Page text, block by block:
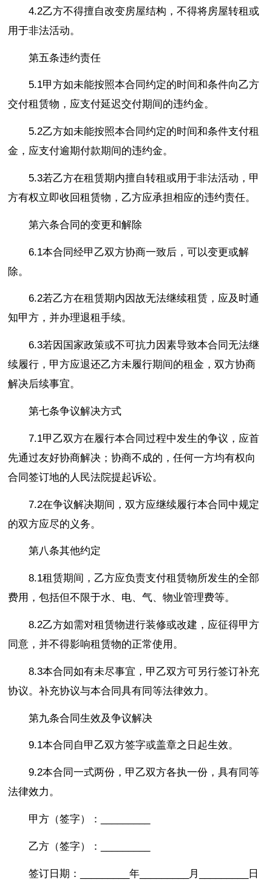
4.2乙方不得擅自改变房屋结构，不得将房屋转租或
用于非法活动。
第五条违约责任
5.1甲方如未能按照本合同约定的时间和条件向乙方
交付租赁物，应支付延迟交付期间的违约金。
5.2乙方如未能按照本合同约定的时间和条件支付租
金，应支付逾期付款期间的违约金。
5.3若乙方在租赁期内擅自转租或用于非法活动，甲
方有权立即收回租赁物，乙方应承担相应的违约责任。
第六条合同的变更和解除
6.1本合同经甲乙双方协商一致后，可以变更或解
除。
6.2若乙方在租赁期内因故无法继续租赁，应及时通
知甲方，并办理退租手续。
6.3若因国家政策或不可抗力因素导致本合同无法继
续履行，甲方应退还乙方未履行期间的租金，双方协商
解决后续事宜。
第七条争议解决方式
7.1甲乙双方在履行本合同过程中发生的争议，应首
先通过友好协商解决；协商不成的，任何一方均有权向
合同签订地的人民法院提起诉讼。
7.2在争议解决期间，双方应继续履行本合同中规定
的双方应尽的义务。
第八条其他约定
8.1租赁期间，乙方应负责支付租赁物所发生的全部
费用，包括但不限于水、电、气、物业管理费等。
8.2乙方如需对租赁物进行装修或改建，应征得甲方
同意，并不得影响租赁物的正常使用。
8.3本合同如有未尽事宜，甲乙双方可另行签订补充
协议。补充协议与本合同具有同等法律效力。
第九条合同生效及争议解决
9.1本合同自甲乙双方签字或盖章之日起生效。
9.2本合同一式两份，甲乙双方各执一份，具有同等
法律效力。
甲方（签字）：_________
乙方（签字）：_________
签订日期：_________年_________月_________日